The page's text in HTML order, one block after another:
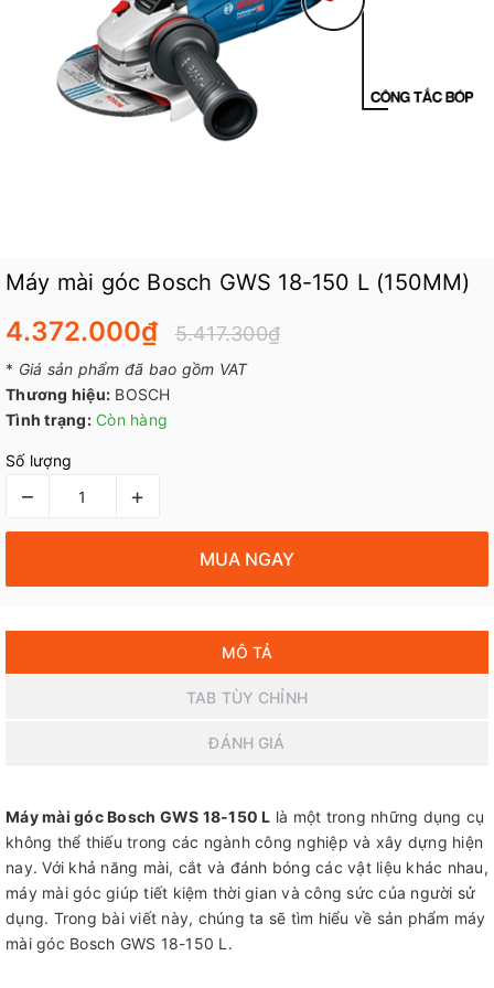
Máy mài góc Bosch GWS 18-150 L (150MM)
4.372.000₫ 5.417.300₫
* Giá sản phẩm đã bao gồm VAT
Thương hiệu: BOSCH
Tình trạng: Còn hàng
Số lượng
– +
MUA NGAY
MÔ TẢ
TAB TÙY CHỈNH
ĐÁNH GIÁ
Máy mài góc Bosch GWS 18-150 L là một trong những dụng cụ
không thể thiếu trong các ngành công nghiệp và xây dựng hiện
nay. Với khả năng mài, cắt và đánh bóng các vật liệu khác nhau,
máy mài góc giúp tiết kiệm thời gian và công sức của người sử
dụng. Trong bài viết này, chúng ta sẽ tìm hiểu về sản phẩm máy
mài góc Bosch GWS 18-150 L.